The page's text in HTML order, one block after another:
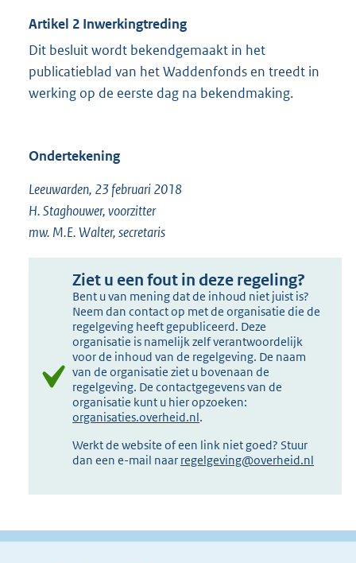
Artikel 2 Inwerkingtreding
Dit besluit wordt bekendgemaakt in het
publicatieblad van het Waddenfonds en treedt in
werking op de eerste dag na bekendmaking.
Ondertekening
Leeuwarden, 23 februari 2018
H. Staghouwer, voorzitter
mw. M.E. Walter, secretaris
Ziet u een fout in deze regeling?
Bent u van mening dat de inhoud niet juist is?
Neem dan contact op met de organisatie die de
regelgeving heeft gepubliceerd. Deze
organisatie is namelijk zelf verantwoordelijk
voor de inhoud van de regelgeving. De naam
van de organisatie ziet u bovenaan de
regelgeving. De contactgegevens van de
organisatie kunt u hier opzoeken:
organisaties.overheid.nl.
Werkt de website of een link niet goed? Stuur
dan een e-mail naar regelgeving@overheid.nl